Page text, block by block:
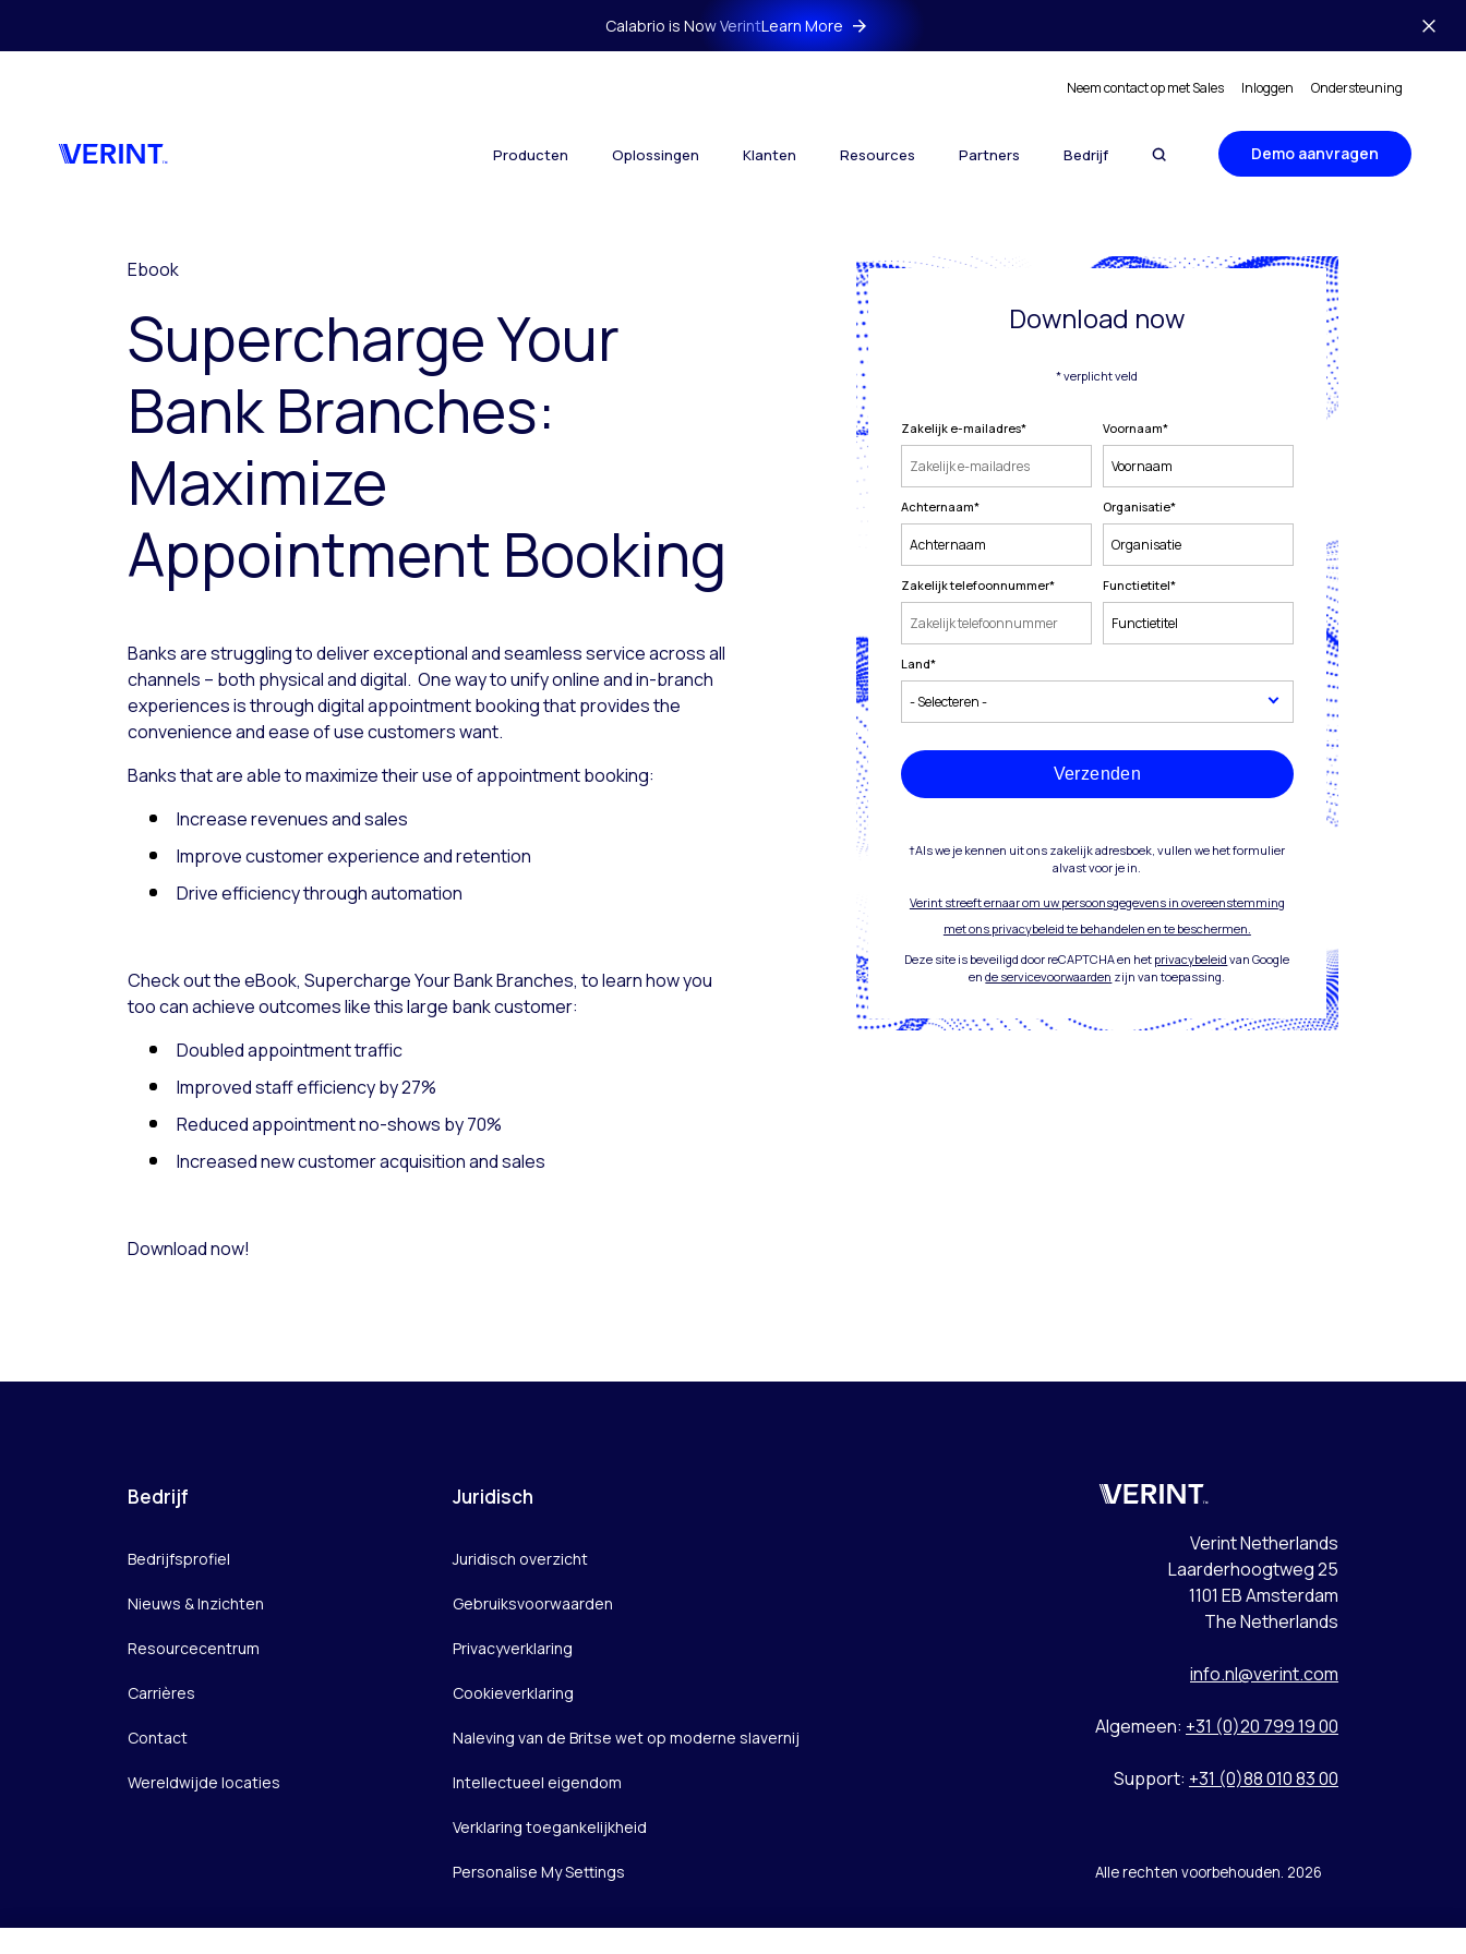
Calabrio is Now VerintLearn More
Neem contact op met Sales Inloggen Ondersteuning
Producten Oplossingen Klanten Resources Partners Bedrijf Demo aanvragen
Ebook
Supercharge Your
Bank Branches:
Maximize
Appointment Booking
Banks are struggling to deliver exceptional and seamless service across all
channels – both physical and digital. One way to unify online and in-branch
experiences is through digital appointment booking that provides the
convenience and ease of use customers want.
Banks that are able to maximize their use of appointment booking:
Increase revenues and sales
Improve customer experience and retention
Drive efficiency through automation
Check out the eBook, Supercharge Your Bank Branches, to learn how you
too can achieve outcomes like this large bank customer:
Doubled appointment traffic
Improved staff efficiency by 27%
Reduced appointment no-shows by 70%
Increased new customer acquisition and sales
Download now!
Download now
* verplicht veld
Zakelijk e-mailadres* Voornaam*
Achternaam* Organisatie*
Zakelijk telefoonnummer* Functietitel*
Land*
Verzenden
†Als we je kennen uit ons zakelijk adresboek, vullen we het formulier
alvast voor je in.
Verint streeft ernaar om uw persoonsgegevens in overeenstemming
met ons privacybeleid te behandelen en te beschermen.
Deze site is beveiligd door reCAPTCHA en het privacybeleid van Google
ende servicevoorwaarden zijn van toepassing.
Bedrijf
Bedrijfsprofiel
Nieuws & Inzichten
Resourcecentrum
Carrières
Contact
Wereldwijde locaties
Juridisch
Juridisch overzicht
Gebruiksvoorwaarden
Privacyverklaring
Cookieverklaring
Naleving van de Britse wet op moderne slavernij
Intellectueel eigendom
Verklaring toegankelijkheid
Personalise My Settings
Verint
Verint Netherlands
Laarderhoogtweg 25
1101 EB Amsterdam
The Netherlands
info.nl@verint.com
Algemeen: +31 (0)20 799 19 00
Support: +31 (0)88 010 83 00
Alle rechten voorbehouden. 2026